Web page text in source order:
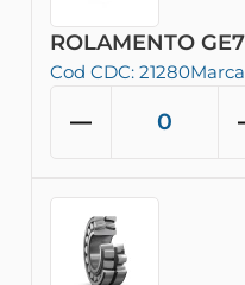
ROLAMENTO
Cod CDC: 21280